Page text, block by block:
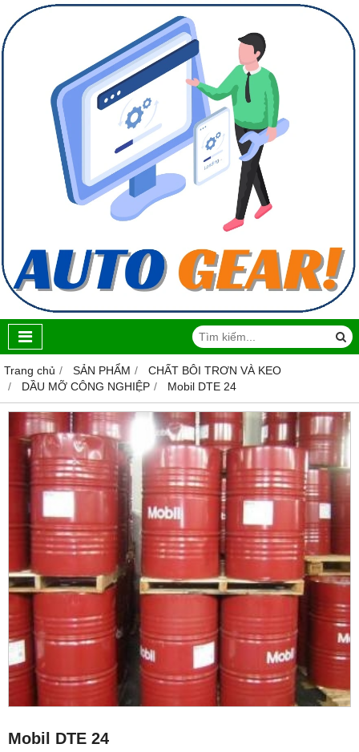
Trang chủ SẢN PHẨM
CHẤT BÔI TRƠN VÀ KEO
DẦU MỠ CÔNG NGHIỆP
Mobil DTE 24
Mobil DTE 24